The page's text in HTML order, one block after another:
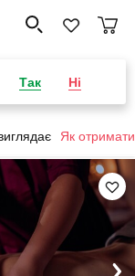
Так Ні
Як отримати